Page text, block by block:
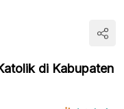
di Kabupaten